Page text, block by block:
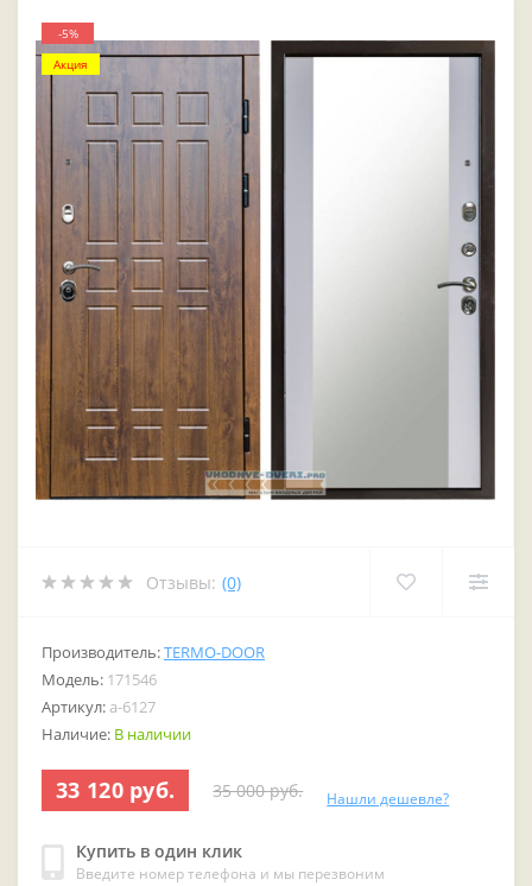
-5%
Акция
Отзывы: (0)
Производитель:TERMO-DOOR
Модель: 171546
Артикул: a-6127
Наличие: В наличии
33 120 руб. 35 000 руб. Нашли дешевле?
Купить в один клик
Введите номер телефона и мы перезвоним